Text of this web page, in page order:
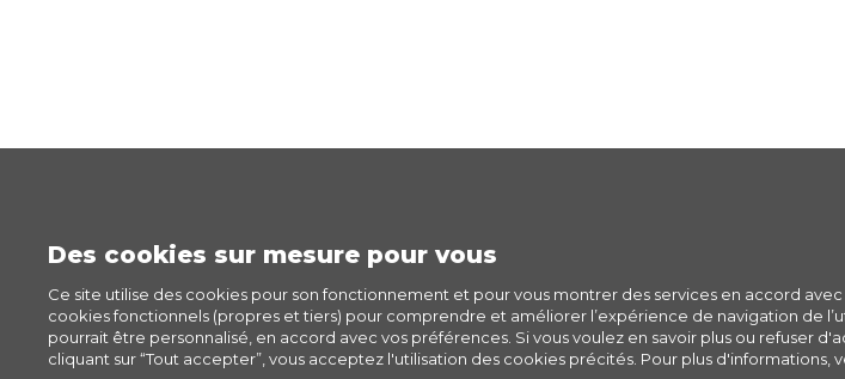
Des cookies sur mesure pour vous
Ce site utilise des cookies pour son fonctionnement et pour vous montrer des services en accord
cookies fonctionnels (propres et tiers) pour comprendre et améliorer l’expérience de navigation de
pourrait être personnalisé, en accord avec vos préférences. Si vous voulez en savoir plus ou refuser
cliquant sur “Tout accepter”, vous acceptez l'utilisation des cookies précités. Pour plus d'informations,